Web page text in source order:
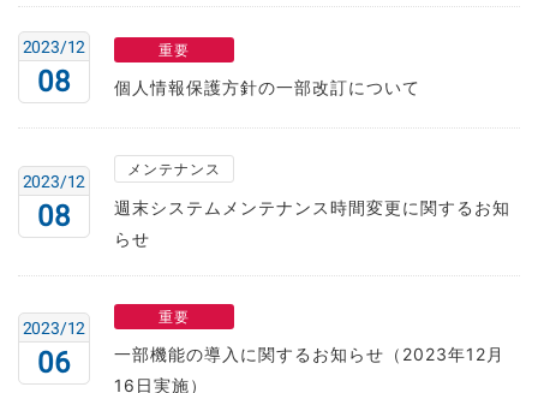
08
2023/12 重要
個人情報保護方針の一部改訂について
08
2023/12
メンテナンス
週末システムメンテナンス時間変更に関するお知
らせ
06
2023/12
重要
一部機能の導入に関するお知らせ（2023年12月
16日実施）